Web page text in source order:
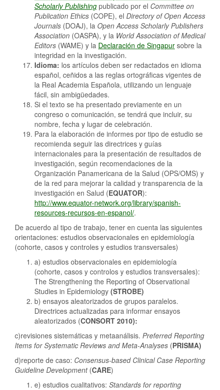
ScholarlyPublishing publicado por el Committee on
Publication Ethics (COPE), el Directoryof Open Access
Journals (DOAJ), la Open Access Scholarly Publishers
Association (OASPA), y la World Association of Medical
Editors (WAME) y la Declaración de Singapur sobre la
integridad en la investigación.
Idioma: los artículos deben ser redactados en idioma
español, ceñidos a las reglas ortográficas vigentes de
la Real Academia Española, utilizando un lenguaje
fácil, sin ambigüedades.
Si el texto se ha presentado previamente en un
congreso o comunicación, se tendrá que incluir, su
nombre, fecha y lugar de celebración.
Para la elaboración de informes por tipo de estudio se
recomienda seguir las directrices y guías
internacionales para la presentación de resultados de
investigación, según recomendaciones de la
Organización Panamericana de la Salud (OPS/OMS) y
de la red para mejorar la calidad y transparencia de la
investigación en Salud (EQUATOR):
http://www.equator-network.org/library/spanish-
resources-recursos-en-espanol/.
De acuerdo al tipo de trabajo, tener en cuenta las siguientes
orientaciones: estudios observacionales en epidemiología
(cohorte, casos y controles y estudios transversales)
a) estudios observacionales en epidemiología
(cohorte, casos y controlos y estudios transversales):
The Strengthening the Reporting of Observational
Studies in Epidemiology (STROBE)
b) ensayos aleatorizados de grupos paralelos.
Directrices actualizadas para informar ensayos
aleatorizados (CONSORT 2010):
c)revisiones sistemáticas y metaanálisis. Preferred Reporting
Items for Systematic Reviews and Meta-Analyses (PRISMA)
d)reporte de caso: Consensus-based Clinical Case Reporting
Guideline Development (CARE)
e) estudios cualitativos: Standards for reporting